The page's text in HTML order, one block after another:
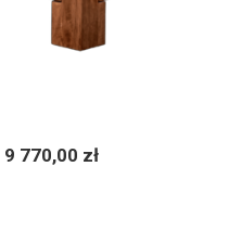
9 770,00 zł